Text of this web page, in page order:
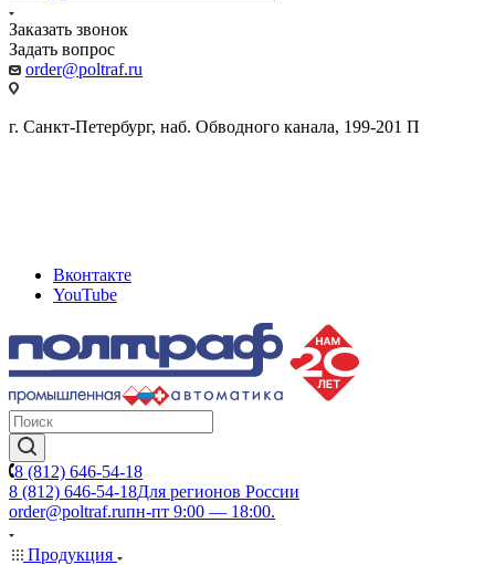
Заказать звонок
Задать вопрос
order@poltraf.ru
г. Санкт-Петербург, наб. Обводного канала, 199-201 П
Вконтакте
YouTube
8 (812) 646-54-18
8 (812) 646-54-18Для регионов России
order@poltraf.ruпн-пт 9:00 — 18:00.
Продукция